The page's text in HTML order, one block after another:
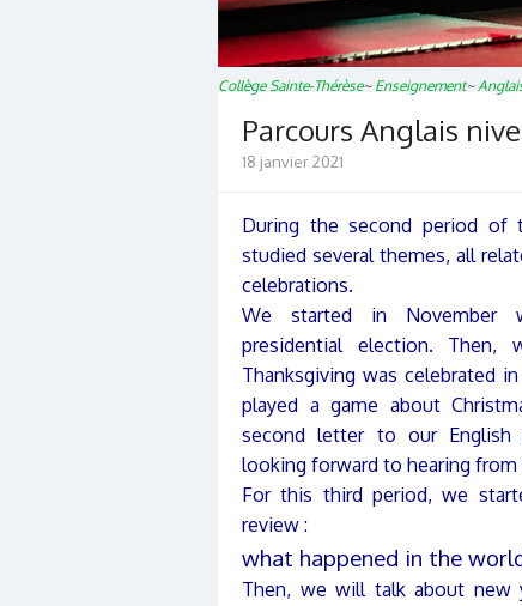
Collège Sainte-Thérèse~ Enseignement~
Parcours Anglais
18 janvier 2021
During the second period of
studied several themes, all
celebrations.
We started in November
presidential election. Then,
Thanksgiving was celebrated
played a game about
second letter to our English
looking forward to hearing from
For this third period, we
review :
what happened in the
Then, we will talk about new